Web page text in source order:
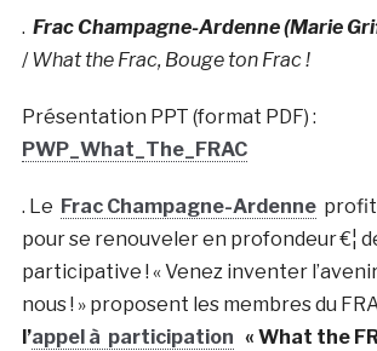
. Frac Champagne-Ardenne (Marie
/What the Frac, Bouge ton Frac !
Présentation PPT (format PDF) :
PWP_What_The_FRAC
. Le Frac Champagne-Ardenne
pour se renouveler en profondeur €¦
participative ! « Venez inventer
nous ! » proposent les membres du
l’appel à participation « What the